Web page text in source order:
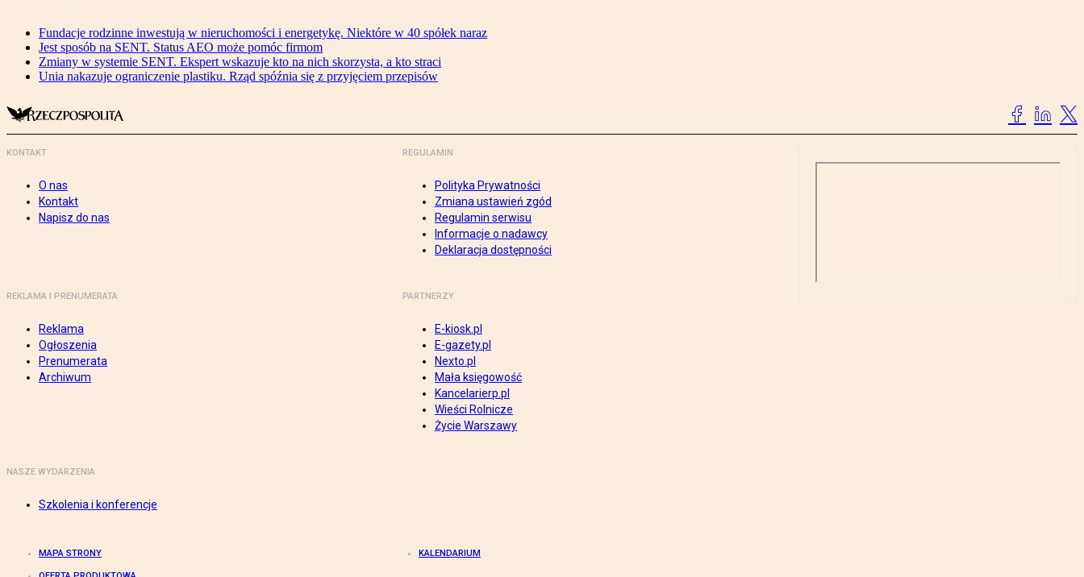
Fundacje rodzinne inwestują w nieruchomości i energetykę. Niektóre w 40 spółek naraz
Jest sposób na SENT. Status AEO może pomóc firmom
Zmiany w systemie SENT. Ekspert wskazuje kto na nich skorzysta, a kto straci
Unia nakazuje ograniczenie plastiku. Rząd spóźnia się z przyjęciem przepisów
KONTAKT
O nas
Kontakt
Napisz do nas
REGULAMIN
Polityka Prywatności
Zmiana ustawień zgód
Regulamin serwisu
Informacje o nadawcy
Deklaracja dostępności
REKLAMA I PRENUMERATA
Reklama
Ogłoszenia
Prenumerata
Archiwum
PARTNERZY
E-kiosk.pl
E-gazety.pl
Nexto.pl
Mała księgowość
Kancelarierp.pl
Wieści Rolnicze
Życie Warszawy
NASZE WYDARZENIA
Szkolenia i konferencje
MAPA STRONY KALENDARIUM